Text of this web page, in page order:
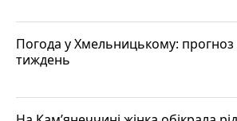
Погода у Хмельницькому: прогноз
тиждень